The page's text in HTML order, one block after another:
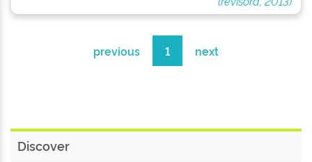
previous 1 next
Discover